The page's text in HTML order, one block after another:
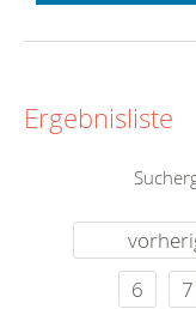
Ergebnisliste
6
7